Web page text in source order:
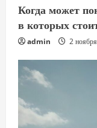
Когда может
в которых
admin 2